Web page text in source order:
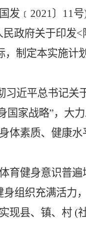
发 ﹝ 2021〕11
政府关于印发
制定本实施计划
习近平总书记关
家战略”，大
体素质、健康
育健身意识普
组织充满活力
现县、镇、村 (